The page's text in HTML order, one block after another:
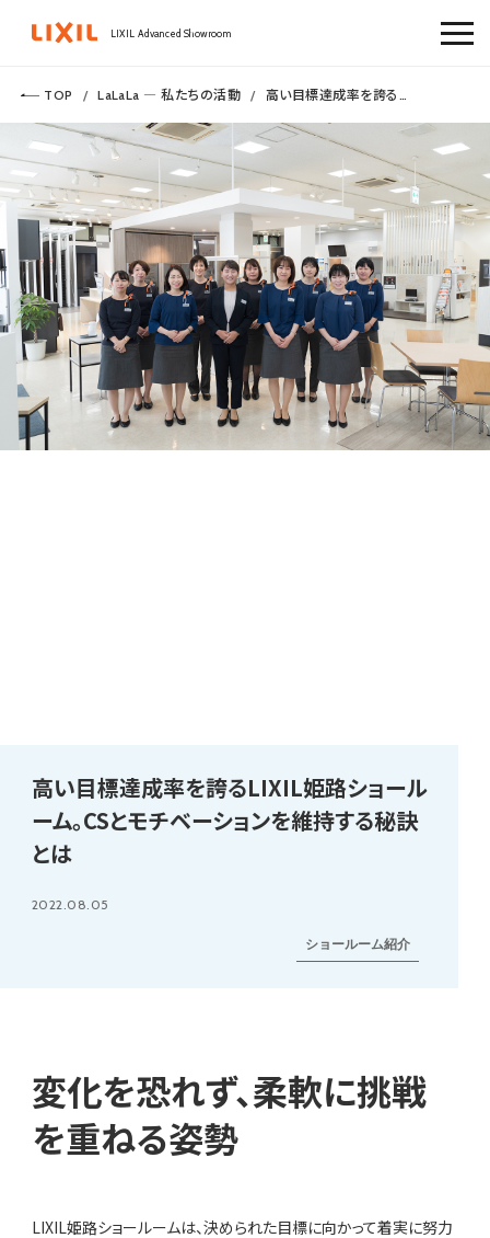
LIXIL Advanced Showroom
TOP LaLaLa ― 私たちの活動 高い目標達成率を誇るLIXIL姫路ショールーム。CSとモチベーションを維持する秘訣とは
高い目標達成率を誇るLIXIL姫路ショール
ーム。CSとモチベーションを維持する秘訣
とは
2022.08.05
ショールーム紹介
変化を恐れず、柔軟に挑戦
を重ねる姿勢
LIXIL姫路ショールームは、決められた目標に向かって着実に努力